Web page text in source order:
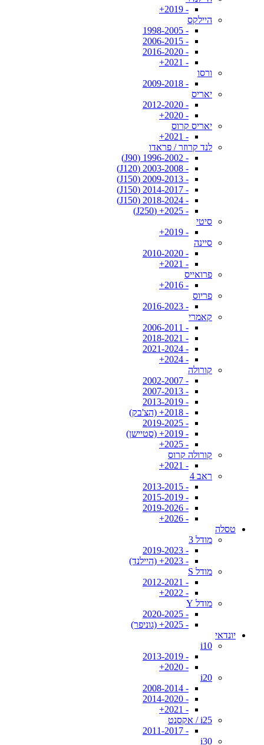
- 2019+
היילקס
- 1998-2005
- 2006-2015
- 2016-2020
- 2021+
ורסו
- 2009-2018
יאריס
- 2012-2020
- 2020+
יאריס קרוס
- 2021+
לנד קרוזר / פראדו
- 1996-2002 (J90)
- 2003-2008 (J120)
- 2009-2013 (J150)
- 2014-2017 (J150)
- 2018-2024 (J150)
- 2025+ (J250)
סיטי
- 2019+
סיינה
- 2010-2020
- 2021+
פרואייס
- 2016+
פריוס
- 2016-2023
קאמרי
- 2006-2011
- 2018-2021
- 2021-2024
- 2024+
קורולה
- 2002-2007
- 2007-2013
- 2013-2019
- 2018+ (הצ'בק)
- 2019-2025
- 2019+ (סטיישן)
- 2025+
קורולה קרוס
- 2021+
ראב 4
- 2013-2015
- 2015-2019
- 2019-2026
- 2026+
טסלה
מודל 3
- 2019-2023
- 2023+ (היילנד)
מודל S
- 2012-2021
- 2022+
מודל Y
- 2020-2025
- 2025+ (גוניפר)
יונדאי
i10
- 2013-2019
- 2020+
i20
- 2008-2014
- 2014-2020
- 2021+
i25 / אקסנט
- 2011-2017
i30